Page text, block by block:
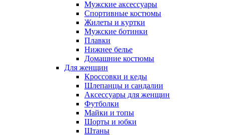
Мужские аксессуары
Спортивные костюмы
Жилеты и куртки
Мужские ботинки
Плавки
Нижнее белье
Домашние костюмы
Для женщин
Кроссовки и кеды
Шлепанцы и сандалии
Аксессуары для женщин
Футболки
Майки и топы
Шорты и юбки
Штаны